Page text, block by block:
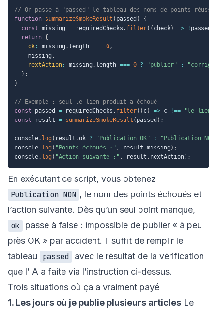
// On passe à "passed" le tableau des noms de points
function summarizeSmokeResult ( passed )
{
const missing = requiredChecks . filter( ( check) => ! passed
return {
ok : missing . length === 0,
    missing
,
nextAction : missing . length === 0 ? "publier" :
} ;
}
// Exemple : seul le lien produit a échoué
const passed = requiredChecks . filter( ( c) => c !==
"le lien
const result = summarizeSmokeResult ( passed ) ;
console. log ( result .ok ? "Publication OK" :
"Publication
console. log ( "Points échoués :" , result .missing ) ;
console. log ( "Action suivante :" , result . nextAction) ;
En exécutant ce script, vous obtenez
Publication NON , le nom des points échoués et
l’action suivante. Dès qu’un seul point manque,
ok
passe à false : impossible de publier « à peu
près OK » par accident. Il suffit de remplir le
tableau
passed
avec le résultat de la vérification
que l’IA a faite via l’instruction ci-dessus.
Trois situations où ça a vraiment payé
1. Les jours où je publie plusieurs articles Le